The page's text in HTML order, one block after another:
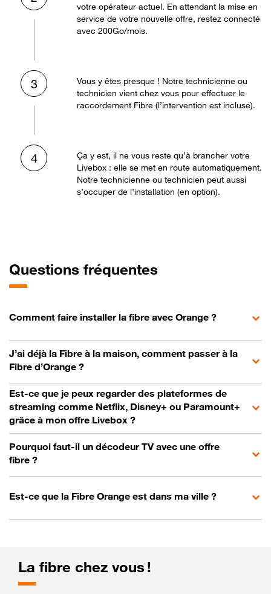
votre opérateur actuel. En attendant la mise en
service de votre nouvelle offre, restez connecté
avec 200Go/mois.
3
Vous y êtes presque ! Notre technicienne ou
technicien vient chez vous pour effectuer le
raccordement Fibre (l’intervention est incluse).
4
Ça y est, il ne vous reste qu’à brancher votre
Livebox : elle se met en route automatiquement.
Notre technicienne ou technicien peut aussi
s’occuper de l’installation (en option).
Questions fréquentes
Comment faire installer la fibre avec Orange ?
J’ai déjà la Fibre à la maison, comment passer à la
Fibre d’Orange ?
Est-ce que je peux regarder des plateformes de
streaming comme Netflix, Disney+ ou Paramount+
grâce à mon offre Livebox ?
Pourquoi faut-il un décodeur TV avec une offre
fibre ?
Est-ce que la Fibre Orange est dans ma ville ?
La fibre chez vous !